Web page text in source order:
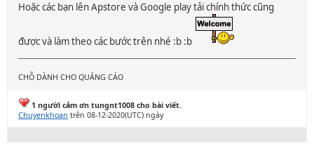
Hoặc các bạn lên Apstore và Google play tải chính thức cũng
được và làm theo các bước trên nhé :b :b
CHỖ DÀNH CHO QUẢNG CÁO
1 người cảm ơn tungnt1008 cho bài viết.
Chuyenkhoan trên 08-12-2020(UTC) ngày